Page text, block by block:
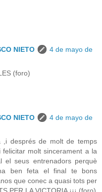
NIETO
4 de mayo de
(foro)
NIETO
4 de mayo de
,i després de molt de temps
molt sincerament a la
el seus entrenadors perquè
ben feta el final te bons
que conec a quasi tots per